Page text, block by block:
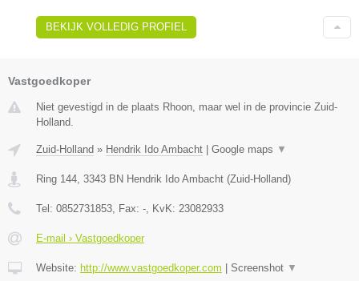
BEKIJK VOLLEDIG PROFIEL
Vastgoedkoper
Niet gevestigd in de plaats Rhoon, maar wel in de provincie Zuid-
Holland.
Zuid-Holland » Hendrik Ido Ambacht Google maps ▼
Ring 144 3343 BN Hendrik Ido Ambacht (Zuid-Holland)
Tel: 0852731853 , Fax: - , KvK: 23082933
E-mail › Vastgoedkoper
Website: http://www.vastgoedkoper.com Screenshot ▼